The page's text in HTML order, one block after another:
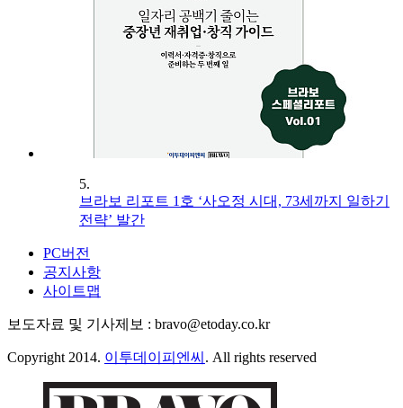
5.
브라보 리포트 1호 ‘사오정 시대, 73세까지 일하기
전략’ 발간
PC버전
공지사항
사이트맵
보도자료 및 기사제보 : bravo@etoday.co.kr
Copyright 2014. 이투데이피엔씨 . All rights reserved